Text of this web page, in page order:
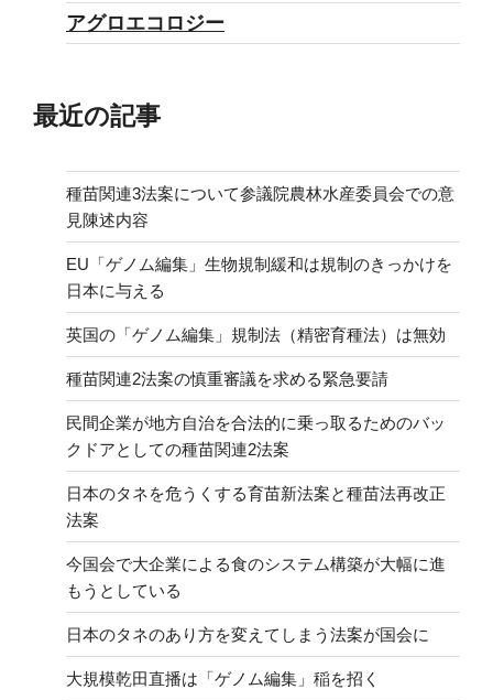
アグロエコロジー
最近の記事
種苗関連3法案について参議院農林水産委員会での意
見陳述内容
EU「ゲノム編集」生物規制緩和は規制のきっかけを
日本に与える
英国の「ゲノム編集」規制法（精密育種法）は無効
種苗関連2法案の慎重審議を求める緊急要請
民間企業が地方自治を合法的に乗っ取るためのバッ
クドアとしての種苗関連2法案
日本のタネを危うくする育苗新法案と種苗法再改正
法案
今国会で大企業による食のシステム構築が大幅に進
もうとしている
日本のタネのあり方を変えてしまう法案が国会に
大規模乾田直播は「ゲノム編集」稲を招く